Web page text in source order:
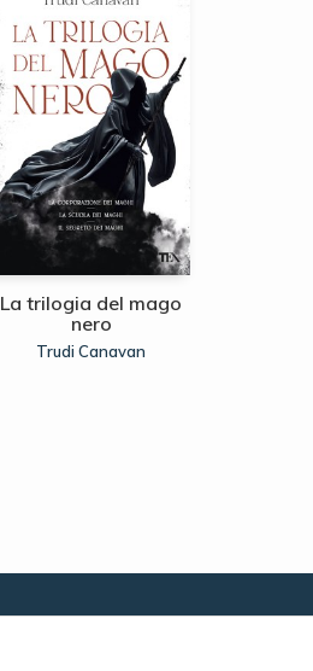
La trilogia del mago
nero
Trudi Canavan